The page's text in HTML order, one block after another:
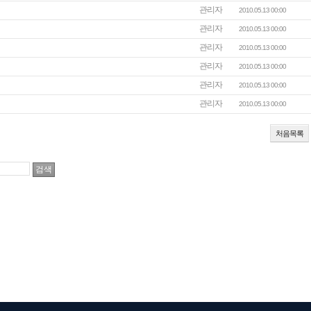
관리자 2010.05.13 00:00
관리자 2010.05.13 00:00
관리자 2010.05.13 00:00
관리자 2010.05.13 00:00
관리자 2010.05.13 00:00
관리자 2010.05.13 00:00
처음목록